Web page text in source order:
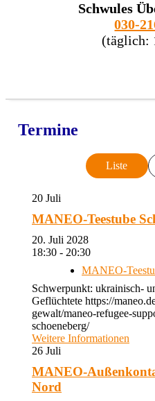
Schwules
030-
(täglich:
Termine
Liste
20 Juli
MANEO-Teestube
20. Juli 2028
18:30 - 20:30
MANEO-
Schwerpunkt: ukrainisch-
Geflüchtete https://
gewalt/maneo-refugee-
schoeneberg/
Weitere Informationen
26 Juli
MANEO-
Nord